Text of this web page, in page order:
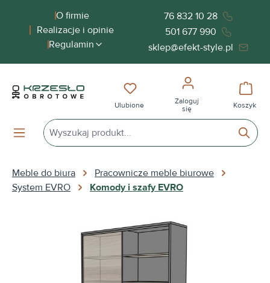
zawartościO firmie
Realizacje i opinie
Regulamin
76 832 10 28
501 677 990
sklep@efekt-style.pl
Masz 0 przedmioty na liście
Ulubione
Zaloguj
się
Koszyk
Meble do biura
Pracownicze meble biurowe
System EVRO
Komody i szafy EVRO